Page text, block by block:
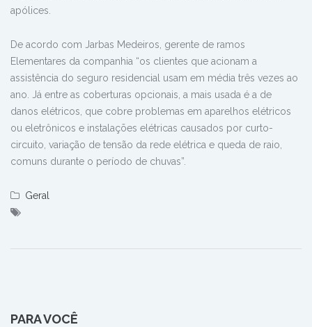
apólices.
De acordo com Jarbas Medeiros, gerente de ramos
Elementares da companhia “os clientes que acionam a
assistência do seguro residencial usam em média três vezes ao
ano. Já entre as coberturas opcionais, a mais usada é a de
danos elétricos, que cobre problemas em aparelhos elétricos
ou eletrônicos e instalações elétricas causados por curto-
circuito, variação de tensão da rede elétrica e queda de raio,
comuns durante o período de chuvas”.
Geral
PARA VOCÊ